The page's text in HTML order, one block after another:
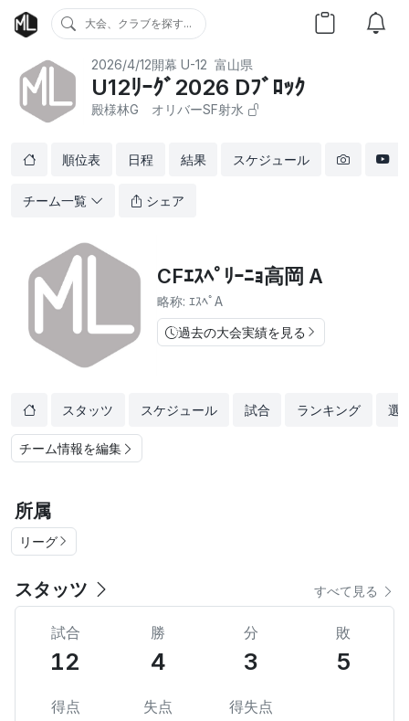
大会、クラブを探す...
2026/4/12開幕 U-12 富山県
U12ﾘｰｸﾞ2026 Dﾌﾞﾛｯｸ
殿様林G オリバーSF射水
順位表 日程 結果 スケジュール
チーム一覧 シェア
CFｴｽﾍﾟﾘｰﾆｮ高岡 A
略称: ｴｽﾍﾟA
過去の大会実績を見る
スタッツ スケジュール 試合 ランキング 選
チーム情報を編集
所属
リーグ
スタッツ すべて見る
試合
12
勝
4
分
3
敗
5
得点 失点 得失点